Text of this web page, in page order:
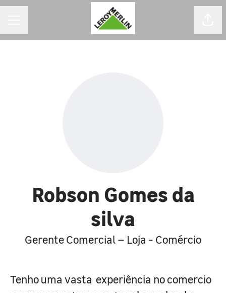
Robson Gomes da
silva
Gerente Comercial – Loja - Comércio
Tenho uma vasta experiência no comercio